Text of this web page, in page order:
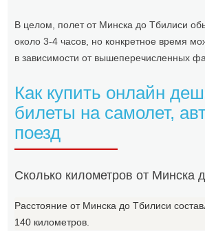
В целом, полет от Минска до Тбилиси
около 3-4 часов, но конкретное время
в зависимости от вышеперечисленных
Как купить онлайн
билеты на самолет,
поезд
Сколько километров от Минска
Расстояние от Минска до Тбилиси
140 километров.